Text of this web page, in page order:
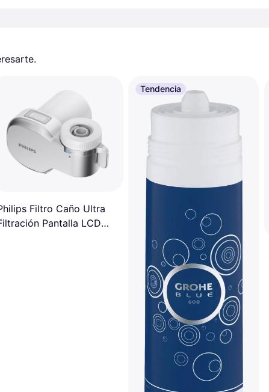
Filtro Caño Ultra
Pantalla LCD
Tendencia